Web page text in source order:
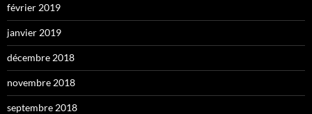
février 2019
janvier 2019
décembre 2018
novembre 2018
septembre 2018